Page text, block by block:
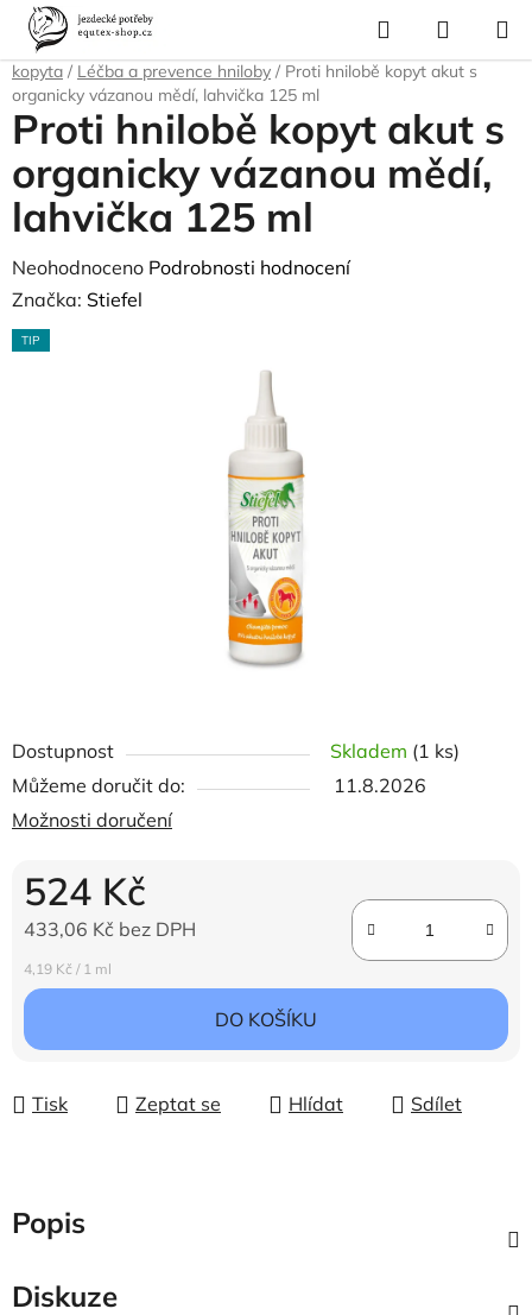
Přejít
obsah
Hledat
KOŠÍK
Domů
Pro koně
kopyta / Léčba a prevence hniloby / Proti hnilobě kopyt akut s
organicky vázanou mědí, lahvička 125 ml
Dostupnost Skladem (1 ks)
Můžeme doručit do:
11.8.2026
Možnosti doručení
524 Kč
433,06 Kč bez DPH
Měrná cena:
4,19 Kč / 1 ml
DO KOŠÍKU
Tisk Zeptat se Hlídat Sdílet
Proti hnilobě kopyt akut s
organicky vázanou mědí,
lahvička 125 ml
Průměrné
hodnocení
produktu
Neohodnoceno Podrobnosti hodnocení
Značka: Stiefel
TIP
Popis
Diskuze